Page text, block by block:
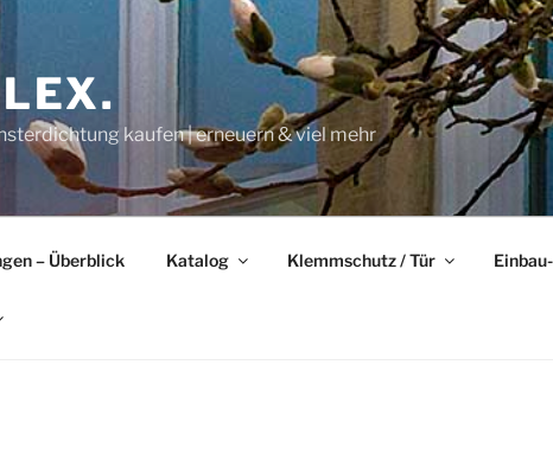
kaufen | erneuern & viel mehr
– Überblick Katalog Klemmschutz / Tür